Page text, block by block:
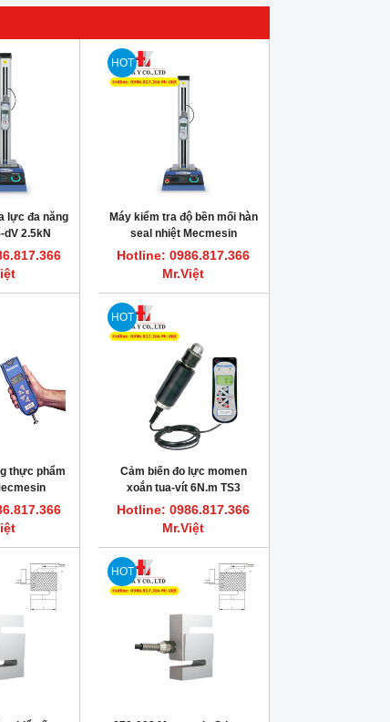
lực đa năng
dV 2.5kN
HOT
Máy kiểm tra độ bền mối hàn
seal nhiệt Mecmesin
MultiTest-dV 2.5N
Hotline: 0986.817.366
Mr.Việt
thực phẩm
HOT
Cảm biến đo lực momen
xoắn tua-vít 6N.m TS3
Mecmesin 871-003
Hotline: 0986.817.366
Mr.Việt
HOT